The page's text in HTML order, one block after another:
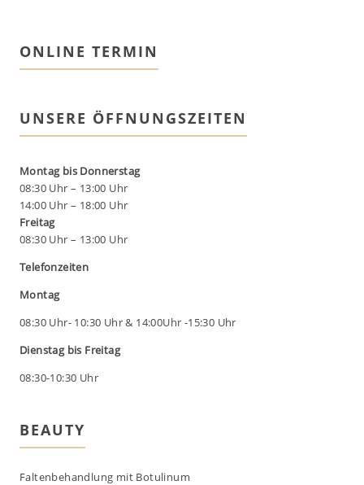
ONLINE TERMIN
UNSERE ÖFFNUNGSZEITEN
Montag bis Donnerstag
08:30 Uhr – 13:00 Uhr
14:00 Uhr – 18:00 Uhr
Freitag
08:30 Uhr – 13:00 Uhr
Telefonzeiten
Montag
08:30 Uhr- 10:30 Uhr & 14:00Uhr -15:30 Uhr
Dienstag bis Freitag
08:30-10:30 Uhr
BEAUTY
Faltenbehandlung mit Botulinum